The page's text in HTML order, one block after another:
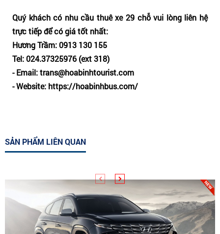
Quý khách có nhu cầu thuê xe 29 chỗ vui lòng liên hệ
trực tiếp để có giá tốt nhất:
Hương Trầm: 0913 130 155
Tel: 024.37325976 (ext 318)
- Email: trans@hoabinhtourist.com
- Website: https://hoabinhbus.com/
SẢN PHẨM LIÊN QUAN